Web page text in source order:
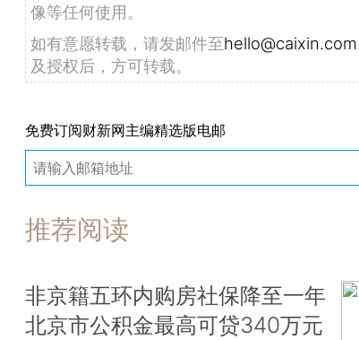
像等任何使用。
如有意愿转载，请发邮件至hello@caixin.com
及授权后，方可转载。
免费订阅财新网主编精选版电邮
推荐阅读
非京籍五环内购房社保降至一年
北京市公积金最高可贷340万元